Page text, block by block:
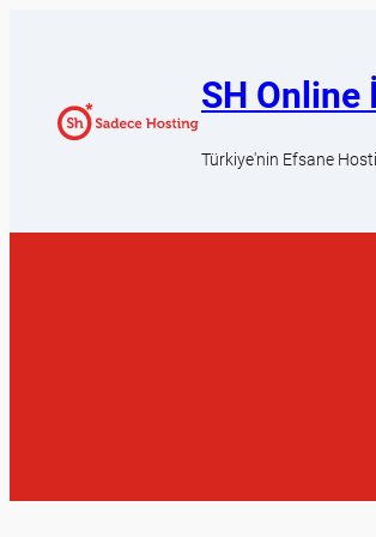
SH Online
Türkiye'nin Efsane